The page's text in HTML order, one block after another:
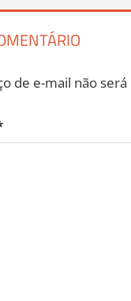
de e-mail não